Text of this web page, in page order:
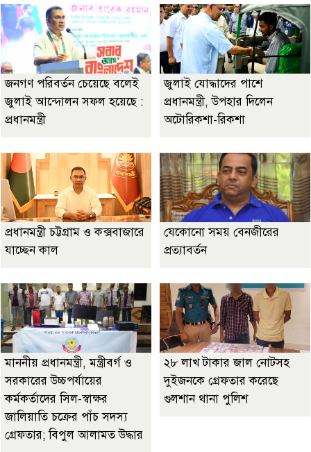
জনগণ পরিবর্তন চেয়েছে বলেই
জুলাই আন্দোলন সফল হয়েছে :
প্রধানমন্ত্রী
জুলাই যোদ্ধাদের পাশে
প্রধানমন্ত্রী, উপহার দিলেন
অটোরিকশা-রিকশা
প্রধানমন্ত্রী চট্টগ্রাম ও কক্সবাজারে
যাচ্ছেন কাল
যেকোনো সময় বেনজীরের
প্রত্যাবর্তন
মাননীয় প্রধানমন্ত্রী, মন্ত্রীবর্গ ও
সরকারের উচ্চপর্যায়ের
কর্মকর্তাদের সিল-স্বাক্ষর
জালিয়াতি চক্রের পাঁচ সদস্য
গ্রেফতার; বিপুল আলামত উদ্ধার
২৮ লাখ টাকার জাল নোটসহ
দুইজনকে গ্রেফতার করেছে
গুলশান থানা পুলিশ